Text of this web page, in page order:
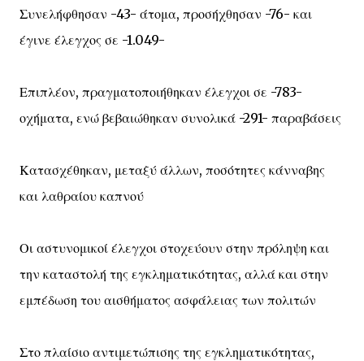
Συνελήφθησαν -43- άτομα, προσήχθησαν -76- και
έγινε έλεγχος σε -1.049-
Επιπλέον, πραγματοποιήθηκαν έλεγχοι σε -783-
οχήματα, ενώ βεβαιώθηκαν συνολικά -291- παραβάσεις
Κατασχέθηκαν, μεταξύ άλλων, ποσότητες κάνναβης
και λαθραίου καπνού
Οι αστυνομικοί έλεγχοι στοχεύουν στην πρόληψη και
την καταστολή της εγκληματικότητας, αλλά και στην
εμπέδωση του αισθήματος ασφάλειας των πολιτών
Στο πλαίσιο αντιμετώπισης της εγκληματικότητας,